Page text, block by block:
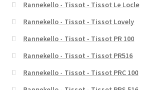
Rannekello - Tissot - Tissot Le Locle
Rannekello - Tissot - Tissot Lovely
Rannekello - Tissot - Tissot PR 100
Rannekello - Tissot - Tissot PR516
Rannekello - Tissot - Tissot PRC 100